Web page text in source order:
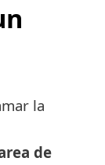
la
de